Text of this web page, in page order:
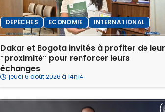
DÉPÊCHES ÉCONOMIE INTERNATIONAL
Dakar et Bogota invités à profiter de leur
”proximité” pour renforcer leurs
échanges
jeudi 6 août 2026 à 14h14